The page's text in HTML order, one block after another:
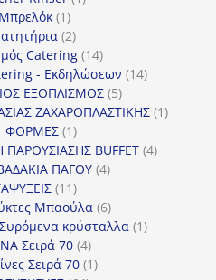
Μπρελόκ 11
προϊόν
22
προϊόντα
Catering 1414
προϊόντα
- Εκδηλώσεων 1414
ΕΞΟΠΛΙΣΜΟΣ 55
προϊόντα
ΖΑΧΑΡΟΠΛΑΣΤΙΚΗΣ 11
ΦΟΡΜΕΣ 11
προϊόν
ΠΑΡΟΥΣΙΑΣΗΣ BUFFET 44
ΠΑΓΟΥ 44
1111
προϊόντα
Μπαούλα 66
προϊόντα
κρύσταλλα 11
Σειρά 70 44
προϊόντα
Σειρά 70 11